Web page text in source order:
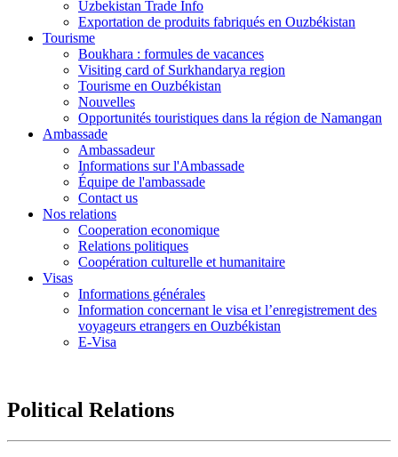
Uzbekistan Trade Info
Exportation de produits fabriqués en Ouzbékistan
Tourisme
Boukhara : formules de vacances
Visiting card of Surkhandarya region
Tourisme en Ouzbékistan
Nouvelles
Opportunités touristiques dans la région de Namangan
Ambassade
Ambassadeur
Informations sur l'Ambassade
Équipe de l'ambassade
Contact us
Nos relations
Cooperation economique
Relations politiques
Coopération culturelle et humanitaire
Visas
Informations générales
Information concernant le visa et l’enregistrement des
voyageurs etrangers en Ouzbékistan
E-Visa
Political Relations